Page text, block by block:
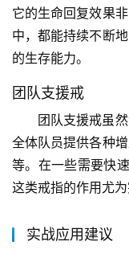
它的生命回复效果
中，都能持续不断
的生存能力。
团队支援戒
团队支援戒虽
全体队员提供各种
等。在一些需要快
这类戒指的作用尤为
实战应用建议